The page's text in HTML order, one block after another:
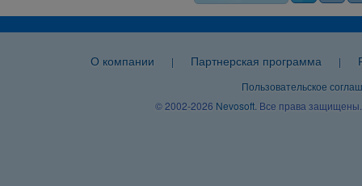
О компании | Партнерская программа |
Пользовательское
© 2002-2026 Nevosoft . Все права защищены